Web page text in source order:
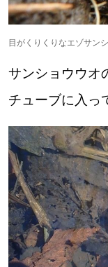
道央
Sitakke編集部あい
【いろんな価値
Sitakke編集部 IKU
【暮らしの知恵
【まったり楽しみ
【札幌のお気に
目がくりくりなエゾサン
サンショウウオ
チューブに入っ